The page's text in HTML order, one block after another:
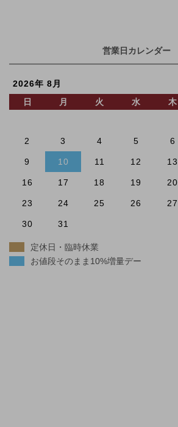
営業日カレンダー
2026年 8月
日
月 火 水 木
2 3 4 5 6
9 10 11 12 13
16 17 18 19 20
23 24 25 26 27
30 31
定休日・臨時休業
お値段そのまま10%増量デー